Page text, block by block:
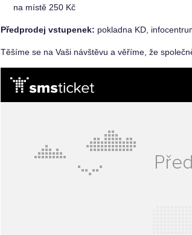
na místě 250 Kč
Předprodej vstupenek: pokladna KD,
Těšíme se na Vaši návštěvu a věříme, že